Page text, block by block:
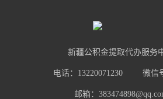
新疆公积金提取代办服务
电话：13220071230 微信
邮箱：